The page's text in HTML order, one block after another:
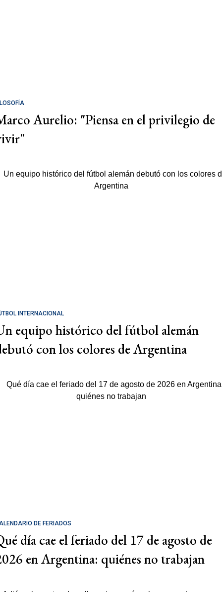
Aurelio: "Piensa en el privilegio de
INTERNACIONAL
equipo histórico del fútbol alemán
con los colores de Argentina
DE FERIADOS
día cae el feriado del 17 de agosto de
en Argentina: quiénes no trabajan